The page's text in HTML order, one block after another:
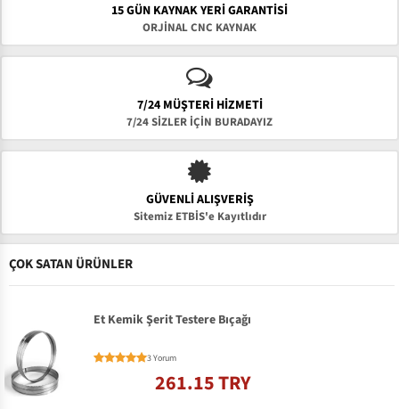
15 GÜN KAYNAK YERI GARANTISI
ORJİNAL CNC KAYNAK
7/24 MÜŞTERİ HİZMETİ
7/24 SİZLER İÇİN BURADAYIZ
GÜVENLI ALIŞVERIŞ
Sitemiz ETBİS'e Kayıtlıdır
ÇOK SATAN ÜRÜNLER
Et Kemik Şerit Testere Bıçağı
3 Yorum
261.15 TRY